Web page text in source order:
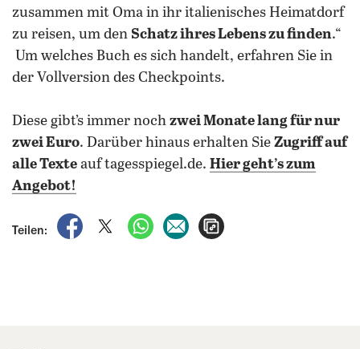
zusammen mit Oma in ihr italienisches Heimatdorf
zu reisen, um den Schatz ihres Lebens zu finden.“
Um welches Buch es sich handelt, erfahren Sie in
der Vollversion des Checkpoints.
Diese gibt’s immer noch zwei Monate lang für nur
zwei Euro. Darüber hinaus erhalten Sie Zugriff auf
alle Texte auf tagesspiegel.de. Hier geht’s zum
Angebot!
Teilen:
auf Facebook teilen
auf X teilenper WhatsApp teilen
per E-Mail teilen